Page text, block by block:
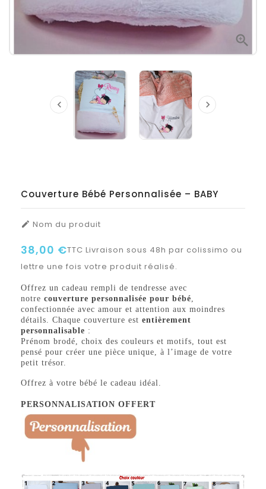

 
Couverture Bébé Personnalisée – BABY
 Nom du produit
38,00 €TTC Livraison sous 48h par colissimo ou
lettre une fois votre produit réalisé.
Offrez un cadeau rempli de tendresse avec
notre couverture personnalisée pour bébé
confectionnée avec amour et attention aux moindres
détails. Chaque couverture est entièrement
personnalisable :
Prénom brodé, choix des couleurs et motifs, tout est
pensé pour créer une pièce unique, à l’image de votre
petit trésor.
Offrez à votre bébé le cadeau idéal.
PERSONNALISATION OFFERT